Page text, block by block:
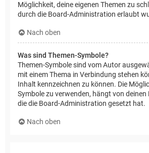
Möglichkeit, deine eigenen Themen zu
durch die Board-Administration erlaubt
Nach oben
Was sind Themen-Symbole?
Themen-Symbole sind vom Autor
mit einem Thema in Verbindung stehen
Inhalt kennzeichnen zu können. Die
Symbole zu verwenden, hängt von deinen
die die Board-Administration gesetzt hat.
Nach oben